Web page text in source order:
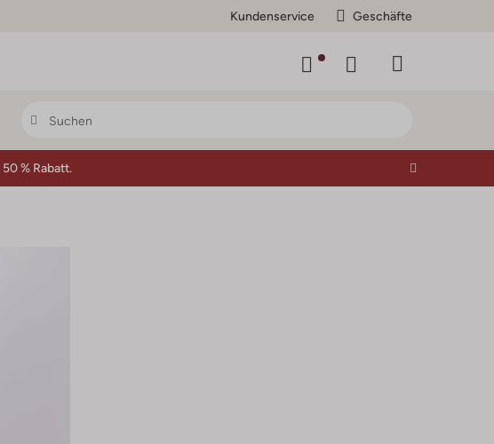
Kundenservice Geschäfte
50 % Rabatt.